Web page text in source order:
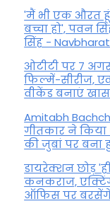
'मैं भी एक औरत
बच्चा हो', पवन
सिंह -
ओटीटी पर 7
फिल्में-सीरीज,
वीकेंड बनाएं खास
Amitabh
गीतकार ने किया
की जुबां पर बना
डायरेक्शन छोड़
कनकराज,
ऑफिस पर बरसेंगे